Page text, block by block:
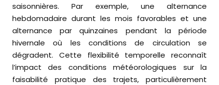
saisonnières. Par exemple, une alternance
hebdomadaire durant les mois favorables et une
alternance par quinzaines pendant la période
hivernale où les conditions de circulation se
dégradent. Cette flexibilité temporelle reconnaît
l’impact des conditions météorologiques sur la
faisabilité pratique des trajets, particulièrement